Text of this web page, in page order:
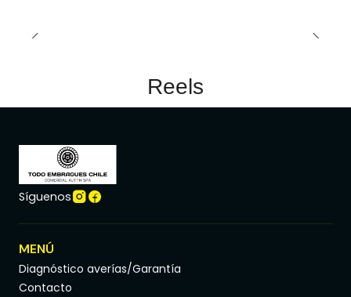
Reels
Síguenos
MENÚ
Diagnóstico averías/Garantía
Contacto